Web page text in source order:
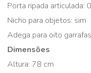
Porta ripada articulada:
Nicho para objetos: sim
Adega para oito
Dimensões
Altura: 78 cm